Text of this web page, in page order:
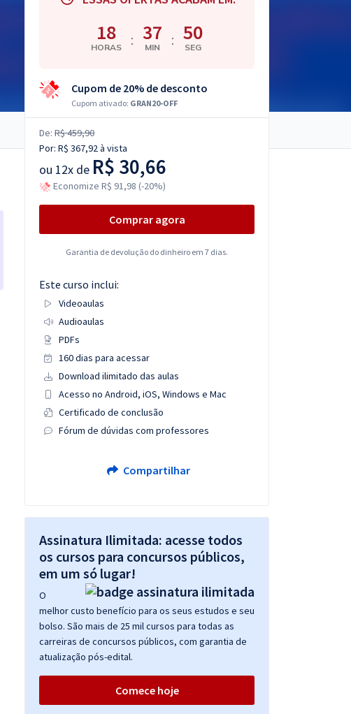
18
HORAS : 37
MIN : 49
SEG
Cupom de 20% de desconto
Cupom ativado: GRAN20-OFF
De: R$ 459,90
Por: R$ 367,92à vista
ou 12x de R$ 30,66
Economize R$ 91,98 (-20%)
Comprar agora
Garantia de devolução do dinheiro em 7 dias.
Este curso inclui:
Videoaulas
Audioaulas
PDFs
160 dias para acessar
Download ilimitado das aulas
Acesso no Android, iOS, Windows e Mac
Certificado de conclusão
Fórum de dúvidas com professores
Compartilhar
Assinatura Ilimitada: acesse todos
os cursos para concursos públicos,
em um só lugar!
O
melhor custo benefício para os seus estudos e seu
bolso. São mais de 25 mil cursos para todas as
carreiras de concursos públicos, com garantia de
atualização pós-edital.
Comece hoje